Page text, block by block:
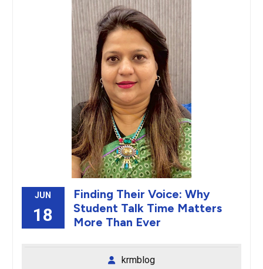
JUN
18
Finding Their Voice: Why
Student Talk Time Matters
More Than Ever
krmblog